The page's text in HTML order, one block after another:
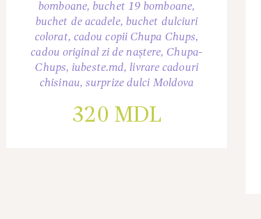
bomboane, buchet 19 bomboane,
buchet de acadele, buchet dulciuri
colorat, cadou copii Chupa Chups,
cadou original zi de naștere, Chupa-
Chups, iubeste.md, livrare cadouri
chisinau,surprize dulci Moldova
320 MDL